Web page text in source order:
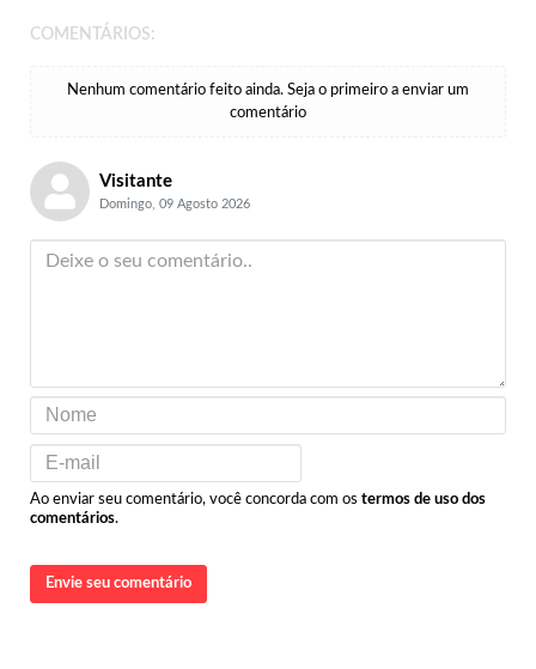
COMENTÁRIOS:
Nenhum comentário feito ainda. Seja o primeiro a enviar um
comentário
Visitante
Domingo, 09 Agosto 2026
Ao enviar seu comentário, você concorda com os termos de uso dos
comentários.
Envie seu comentário